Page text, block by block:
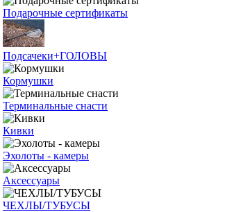
Подарочные сертификаты
Подсачеки+ГОЛОВЫ
Кормушки
Терминальные снасти
Кивки
Эхолоты - камеры
Аксессуары
ЧЕХЛЫ/ТУБУСЫ